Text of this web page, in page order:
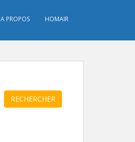
A PROPOS HOMAIR
RECHERCHER